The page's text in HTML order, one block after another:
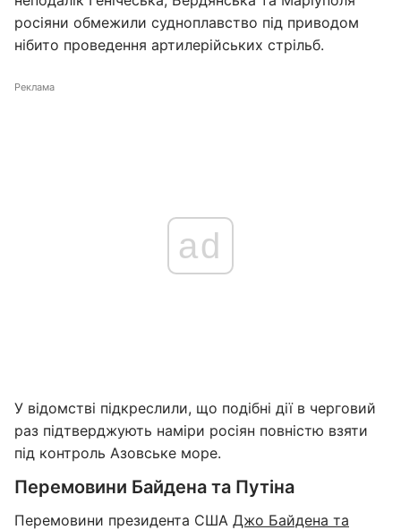
росіяни обмежили судноплавство під приводом
нібито проведення артилерійських стрільб.
Реклама
ad
У відомстві підкреслили, що подібні дії в черговий
раз підтверджують наміри росіян повністю взяти
під контроль Азовське море.
Перемовини Байдена та Путіна
Перемовини президента США Джо Байдена та